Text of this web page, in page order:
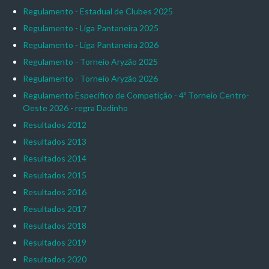
Regulamento - Estadual de Clubes 2025
Regulamento - Liga Pantaneira 2025
Regulamento - Liga Pantaneira 2026
Regulamento - Torneio Aryzão 2025
Regulamento - Torneio Aryzão 2026
Regulamento Específico de Competição - 4º Torneio Centro-
Oeste 2026 - regra Dadinho
Resultados 2012
Resultados 2013
Resultados 2014
Resultados 2015
Resultados 2016
Resultados 2017
Resultados 2018
Resultados 2019
Resultados 2020